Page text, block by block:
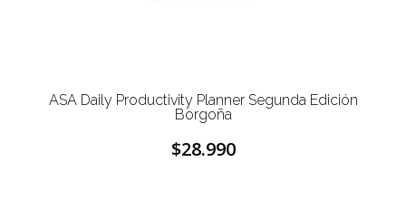
ASA Daily Productivity Planner Segunda Edición
Borgoña
$28.990